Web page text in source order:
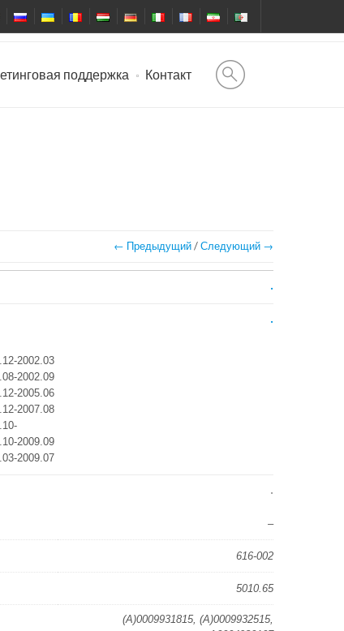
Контакт
поддержка
← Предыдущий/Следующий →
2002.03
2002.09
2005.06
2007.08
2009.09
2009.07
–
616-002
5010.65
(A)0009931815, (A)0009932515,